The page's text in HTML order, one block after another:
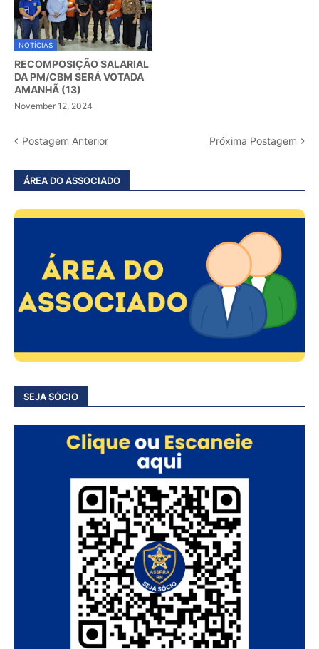
NOTÍCIAS
RECOMPOSIÇÃO SALARIAL
DA PM/CBM SERÁ VOTADA
AMANHÃ (13)
November 12, 2024
Postagem Anterior Próxima Postagem
ÁREA DO ASSOCIADO
SEJA SÓCIO